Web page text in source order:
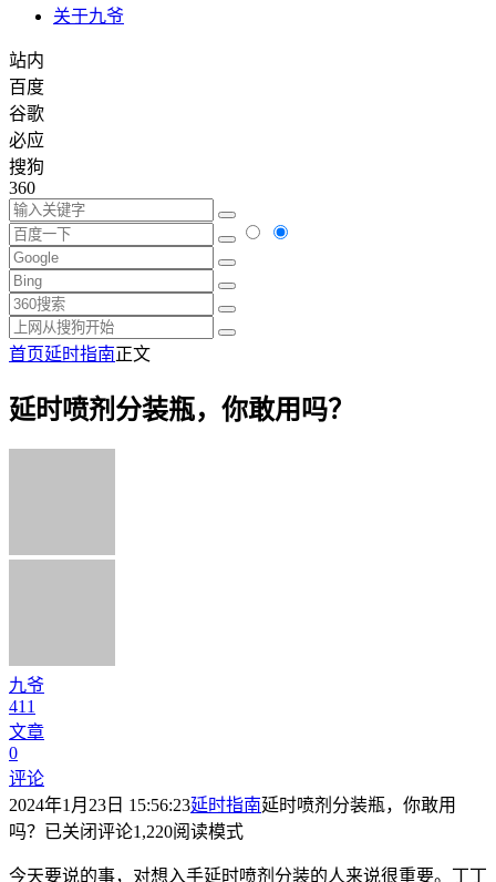
关于九爷
站内
百度
谷歌
必应
搜狗
360
首页延时指南正文
延时喷剂分装瓶，你敢用吗？
九爷
411
文章
0
评论
2024年1月23日 15:56:23延时指南延时喷剂分装瓶，你敢用
吗？ 已关闭评论1,220阅读模式
今天要说的事，对想入手延时喷剂分装的人来说很重要。丁丁